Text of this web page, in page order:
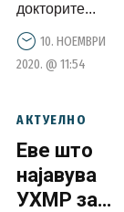
докторите...
10. НОЕМВРИ
2020. @ 11:54
АКТУЕЛНО
Еве што
најавува
УХМР за